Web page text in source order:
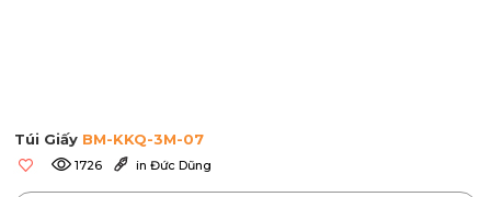
Túi Giấy BM-KKQ-3M-07
1726 in Đức Dũng